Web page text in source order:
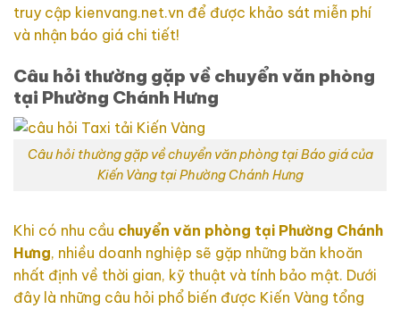
truy cập kienvang.net.vn để được khảo sát miễn phí
và nhận báo giá chi tiết!
Câu hỏi thường gặp về chuyển văn phòng
tại Phường Chánh Hưng
Câu hỏi thường gặp về chuyển văn phòng tại Báo giá của
Kiến Vàng tại Phường Chánh Hưng
Khi có nhu cầu chuyển văn phòng tại Phường Chánh
Hưng, nhiều doanh nghiệp sẽ gặp những băn khoăn
nhất định về thời gian, kỹ thuật và tính bảo mật. Dưới
đây là những câu hỏi phổ biến được Kiến Vàng tổng